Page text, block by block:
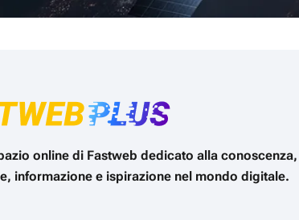
online di Fastweb dedicato alla conoscenza,
informazione e ispirazione nel mondo digitale.